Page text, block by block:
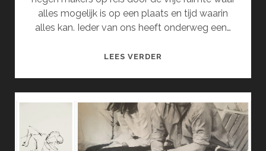
alles mogelijk is op een plaats en tijd waarin
alles kan. Ieder van ons heeft onderweg een…
LEES VERDER